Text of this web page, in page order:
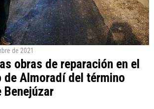
de 2021
obras de reparación en el
de Almoradí del término
Benejúzar